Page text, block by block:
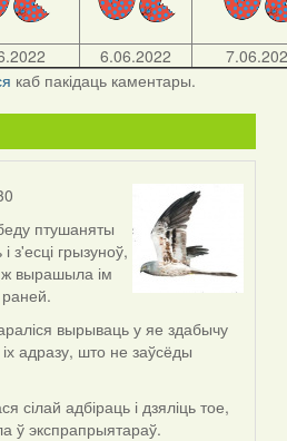
6.06.2022
каб пакідаць каментары.
птушаняты
з'есці грызуноў,
вырашыла ім
раней.
вырываць у яе здабычу
іх адразу, што не заўсёды
сілай адбіраць і дзяліць тое,
ў экспрапрыятараў.